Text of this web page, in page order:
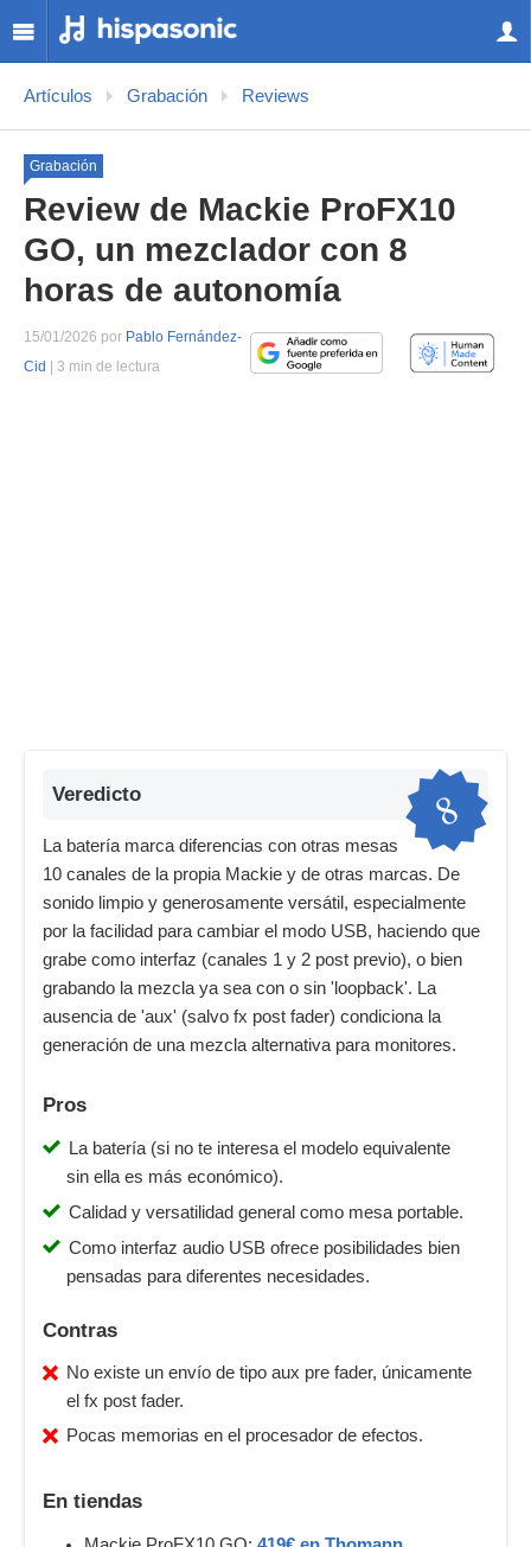
Artículos Grabación Reviews
Grabación
Review de Mackie ProFX10
GO, un mezclador con 8
horas de autonomía
15/01/2026 por Pablo Fernández-
Cid
| 3 min de lectura
8
Veredicto
La batería marca diferencias con otras mesas
10 canales de la propia Mackie y de otras marcas. De
sonido limpio y generosamente versátil, especialmente
por la facilidad para cambiar el modo USB, haciendo que
grabe como interfaz (canales 1 y 2 post previo), o bien
grabando la mezcla ya sea con o sin 'loopback'. La
ausencia de 'aux' (salvo fx post fader) condiciona la
generación de una mezcla alternativa para monitores.
Pros
La batería (si no te interesa el modelo equivalente
sin ella es más económico).
Calidad y versatilidad general como mesa portable.
Como interfaz audio USB ofrece posibilidades bien
pensadas para diferentes necesidades.
Contras
No existe un envío de tipo aux pre fader, únicamente
el fx post fader.
Pocas memorias en el procesador de efectos.
En tiendas